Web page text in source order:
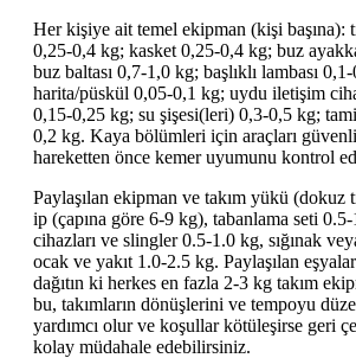
Her kişiye ait temel ekipman (kişi başına):
0,25-0,4 kg; kasket 0,25-0,4 kg; buz
buz baltası 0,7-1,0 kg; başlıklı lambası
harita/püskül 0,05-0,1 kg; uydu iletişim
0,15-0,25 kg; su şişesi(leri) 0,3-0,5 kg;
0,2 kg. Kaya bölümleri için araçları
hareketten önce kemer uyumunu kontrol
Paylaşılan ekipman ve takım yükü (dokuz
ip (çapına göre 6-9 kg), tabanlama seti
cihazları ve slingler 0.5-1.0 kg, sığınak
ocak ve yakıt 1.0-2.5 kg. Paylaşılan
dağıtın ki herkes en fazla 2-3 kg takım
bu, takımların dönüşlerini ve tempoyu
yardımcı olur ve koşullar kötüleşirse geri
kolay müdahale edebilirsiniz.